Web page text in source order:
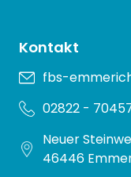
Kontakt
fbs-
02822 -
Neuer
46446